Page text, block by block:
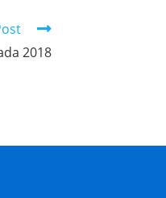
2018